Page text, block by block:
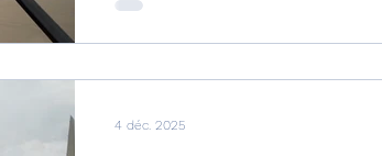
long-courrier de British Airways,
4 déc. 2025